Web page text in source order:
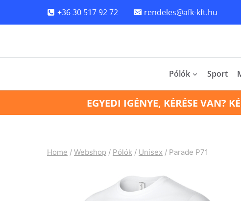
to
+36 30 517 92 72 rendeles@afk-kft.hu
Pólók Sport
EGYEDI IGÉNYE, KÉRÉSE VAN?
Home / Webshop / Pólók / Unisex / Parade P71